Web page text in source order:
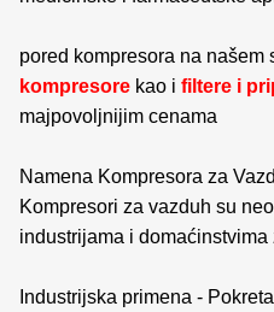
pored kompresora na našem
kompresore kao i filtere i
majpovoljnijim cenama
Namena Kompresora za
Kompresori za vazduh su
industrijama i
Industrijska primena -